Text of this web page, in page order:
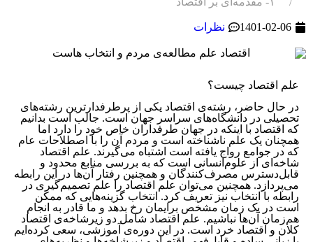
1401-02-06 نظرات
علم اقتصاد چیست؟
در حال حاضر، رشته‌ی اقتصاد یکی از پرطرفدارترین رشته‌های
تحصیلی در دانشگاه‌های سراسر جهان است. جالب است بدانیم
که اقتصاد با اینکه در جهان طرفداران خاص خود را دارد اما
همچنان یک علم ناشناخته است و مردم آن را با اصطلاحات عام
که در جوامع رواج یافته است اشتباه می‌گیرند. علم اقتصاد
شاخه‌ای از علوم‌انسانی است که به بررسی منابع محدود و
قابل‌دسترس مصرف‌کنندگان و همچنین رفتار آن‌ها در این‌ رابطه
می‌پردازد. همچنین می‌توان علم اقتصاد را علم تصمیم‌گیری در
رابطه‌ با انتخاب نیز تعریف کرد. انتخاب گزینه‌هایی که ممکن
است در یک‌ زمان مشخص برایمان رخ بدهد و ما قادر به انجام
هم‌زمان آن‌ها نباشیم. علم اقتصاد شامل دو زیرشاخه‌ی اقتصاد
کلان و اقتصاد خرد است. در این دوره‌ی آموزشی، سعی کرده‌ایم